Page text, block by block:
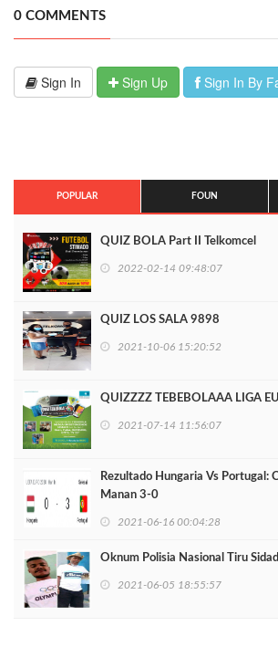
0 COMMENTS
Sign In Sign Up Sign In By
POPULAR FOUN
QUIZ BOLA Part II Telkomcel
2022-02-14 09:48:07
QUIZ LOS SALA 9898
2021-10-06 15:20:52
QUIZZZZ TEBEBOLAAA LIGA
2021-07-14 11:56:07
Rezultado Hungaria Vs Portugal:
Manan 3-0
2021-06-16 00:04:28
Oknum Polisia Nasional Tiru
2021-06-05 18:55:57